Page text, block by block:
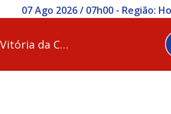
07 Ago 2026 / 07h00 - Região:
Vitória da Conq…